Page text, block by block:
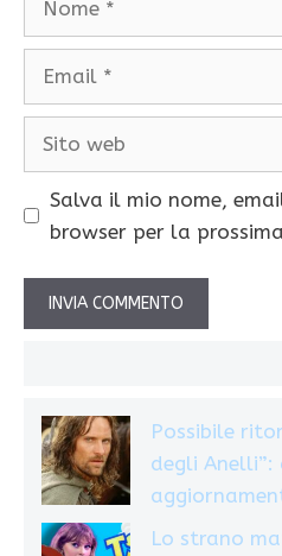
Salva il mio nome,
browser per la
Possibile
degli
Lo strano